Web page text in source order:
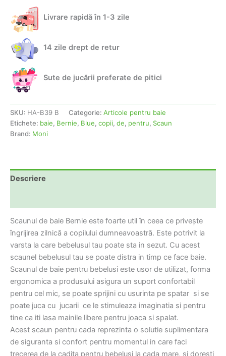
Livrare rapidă în 1-3 zile
14 zile drept de retur
Sute de jucării preferate de pitici
SKU: HA-B39 B Categorie: Articole pentru baie
Etichete: baie, Bernie, Blue, copii, de, pentru, Scaun
Brand: Moni
Descriere
Scaunul de baie Bernie este foarte util în ceea ce privește
îngrijirea zilnică a copilului dumneavoastră. Este potrivit la
varsta la care bebelusul tau poate sta in sezut. Cu acest
scaunel bebelusul tau se poate distra in timp ce face baie.
Scaunul de baie pentru bebelusi este usor de utilizat, forma
ergonomica a produsului asigura un suport confortabil
pentru cel mic, se poate sprijini cu usurinta pe spatar si se
poate juca cu jucarii ce le stimuleaza imaginatia si pentru
tine ca iti lasa mainile libere pentru joaca si spalat.
Acest scaun pentru cada reprezinta o solutie suplimentara
de siguranta si confort pentru momentul in care faci